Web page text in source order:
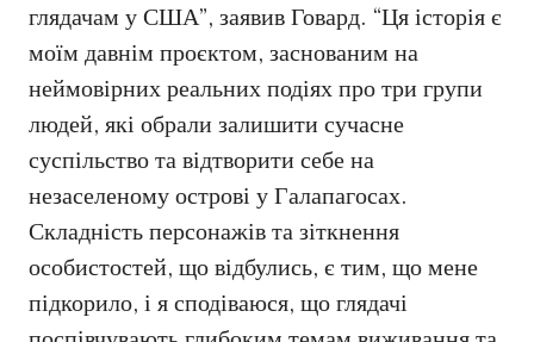
глядачам у США”, заявив Говард. “Ця історія є
моїм давнім проєктом, заснованим на
неймовірних реальних подіях про три групи
людей, які обрали залишити сучасне
суспільство та відтворити себе на
незаселеному острові у Галапагосах.
Складність персонажів та зіткнення
особистостей, що відбулись, є тим, що мене
підкорило, і я сподіваюся, що глядачі